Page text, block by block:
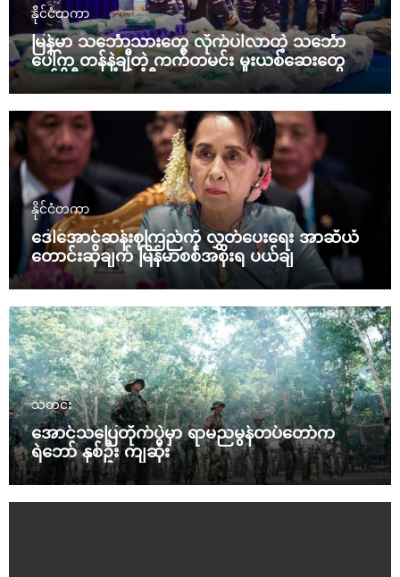
နိုင်ငံတကာ
မြန်မာ သင်္ဘောသားတွေ လိုက်ပါလာတဲ့ သင်္ဘော
ပေါ်က တန်နဲ့ချီတဲ့ ကက်တမင်း မူးယစ်ဆေးတွေကို
အင်ဒိုနီးရှား ဖမ်းဆီး
နိုင်ငံတကာ
ဒေါ်အောင်ဆန်းစုကြည်ကို လွှတ်ပေးရေး အာဆီယံ
တောင်းဆိုချက် မြန်မာစစ်အစိုးရ ပယ်ချ
သတင်း
အောင်သပြေတိုက်ပွဲမှာ ရာမညမွန်တပ်တော်က
ရဲဘော် နှစ်ဦး ကျဆုံး